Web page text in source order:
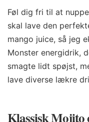
Føl dig fri til at
skal lave den
mango juice, så jeg
Monster energidrik,
smagte lidt spøjst,
lave diverse lækre
Klassisk Mojito